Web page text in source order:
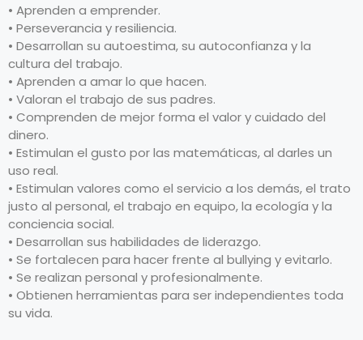
• Aprenden a emprender.
• Perseverancia y resiliencia.
• Desarrollan su autoestima, su autoconfianza y la
cultura del trabajo.
• Aprenden a amar lo que hacen.
• Valoran el trabajo de sus padres.
• Comprenden de mejor forma el valor y cuidado del
dinero.
• Estimulan el gusto por las matemáticas, al darles un
uso real.
• Estimulan valores como el servicio a los demás, el trato
justo al personal, el trabajo en equipo, la ecología y la
conciencia social.
• Desarrollan sus habilidades de liderazgo.
• Se fortalecen para hacer frente al bullying y evitarlo.
• Se realizan personal y profesionalmente.
• Obtienen herramientas para ser independientes toda
su vida.